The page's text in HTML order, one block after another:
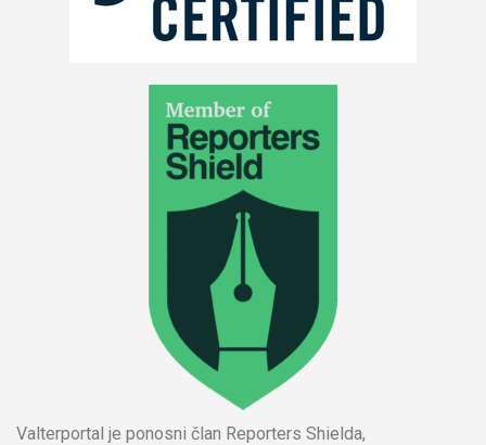
Valterportal je ponosni član Reporters Shielda,